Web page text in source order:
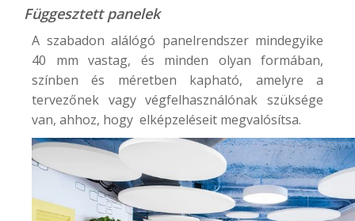
Függesztett panelek
A szabadon alálógó panelrendszer mindegyike
40 mm vastag, és minden olyan formában,
színben és méretben kapható, amelyre a
tervezőnek vagy végfelhasználónak szüksége
van, ahhoz, hogy elképzeléseit megvalósítsa.